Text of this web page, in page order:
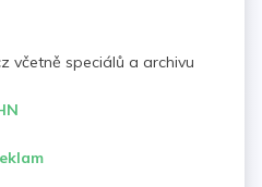
včetně speciálů a archivu